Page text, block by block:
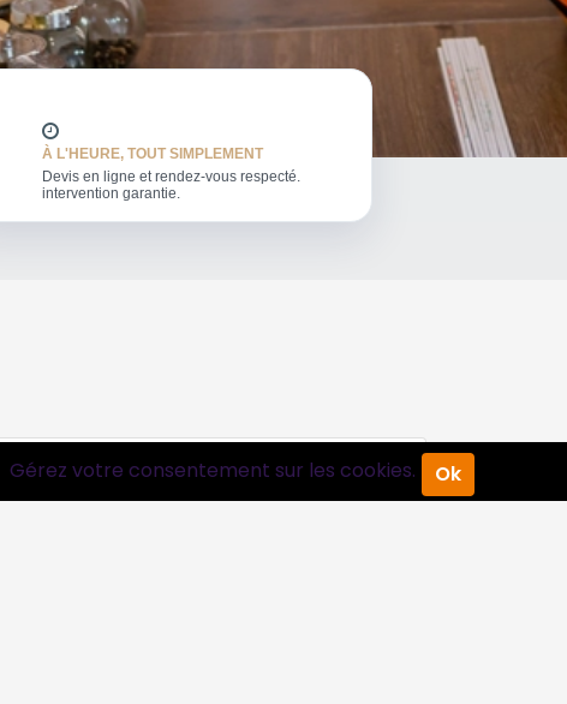
À L'HEURE, TOUT SIMPLEMENT
Devis en ligne et rendez-vous respecté.
intervention garantie.
Gérez votre consentement sur les cookies. Ok